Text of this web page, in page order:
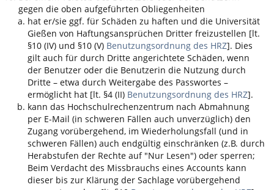
gegen die oben aufgeführten Obliegenheiten
hat er/sie ggf. für Schäden zu haften und die Universität
Gießen von Haftungsansprüchen Dritter freizustellen [lt.
§10 (IV) und §10 (V) Benutzungsordnung des HRZ]. Dies
gilt auch für durch Dritte angerichtete Schäden, wenn
der Benutzer oder die Benutzerin die Nutzung durch
Dritte – etwa durch Weitergabe des Passwortes –
ermöglicht hat [lt. §4 (II) Benutzungsordnung des HRZ].
kann das Hochschulrechenzentrum nach Abmahnung
per E-Mail (in schweren Fällen auch unverzüglich) den
Zugang vorübergehend, im Wiederholungsfall (und in
schweren Fällen) auch endgültig einschränken (z.B. durch
Herabstufen der Rechte auf "Nur Lesen") oder sperren;
Beim Verdacht des Missbrauchs eines Accounts kann
dieser bis zur Klärung der Sachlage vorübergehend